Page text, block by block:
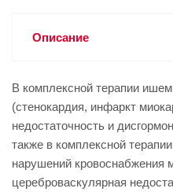
Описание
В комплексной терапии
(стенокардия, инфаркт
недостаточность и
также в комплексной
нарушений кровоснабжения
цереброваскулярная